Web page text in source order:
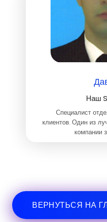
Наш
Специалист
клиентов. Один из
компании
ВЕРНУТЬСЯ НА